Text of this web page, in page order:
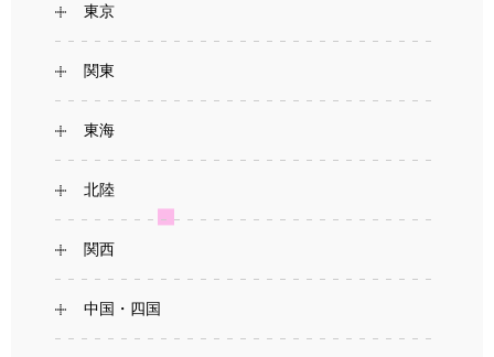
東京
関東
東海
北陸
関西
中国・四国